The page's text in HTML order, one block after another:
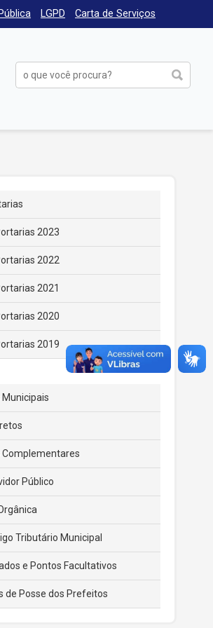
LGPD Carta de Serviços
2023
2022
2021
2020
2019
Municipais
Complementares
Público
Tributário Municipal
e Pontos Facultativos
de Posse dos Prefeitos